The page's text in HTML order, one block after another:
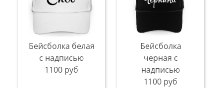
Бейсболка белая
с надписью
1100 руб
Бейсболка
черная с
надписью
1100 руб